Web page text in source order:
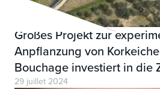
Großes Projekt zur
Anpflanzung von
Bouchage investiert in die
29 juillet 2024